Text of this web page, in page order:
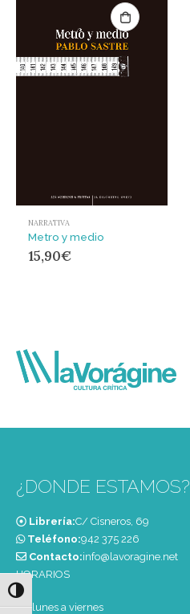
Alternar alto contraste
NARRATIVA
Metro y medio
15,90€
¿DONDE ESTAMOS?
Librería:C/ Cisneros, 69
Teléfono:‭942 375 226‬
Contacto:info@lavoragine.net
HORARIOS
De lunes a viernes